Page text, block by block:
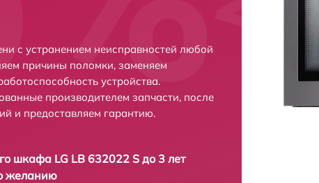
с устранением неисправностей любой
причины поломки, заменяем
устройства.
производителем запчасти, после
и предоставляем гарантию.
шкафа LG LB 632022 S до 3 лет
желанию